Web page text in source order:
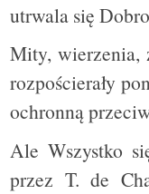
utrwala się
Mity, wierzenia,
rozpościerały
ochronną
Ale Wszystko
przez T. de